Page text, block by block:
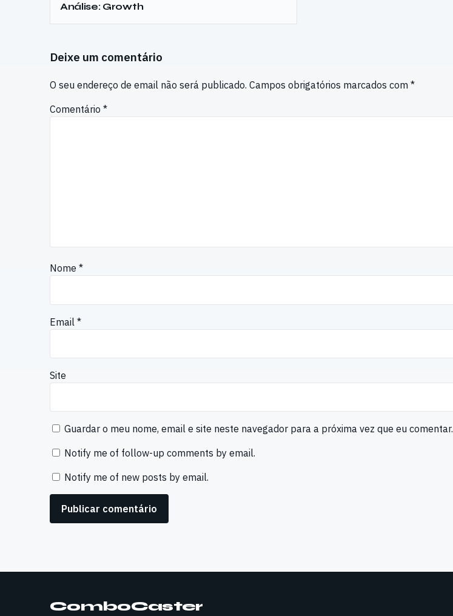
Análise: Growth
Deixe um comentário
O seu endereço de email não será publicado. Campos obrigatórios marcados com *
Comentário *
Nome *
Email *
Site
Guardar o meu nome, email e site neste navegador para a próxima vez que eu comentar.
Notify me of follow-up comments by email.
Notify me of new posts by email.
ComboCaster